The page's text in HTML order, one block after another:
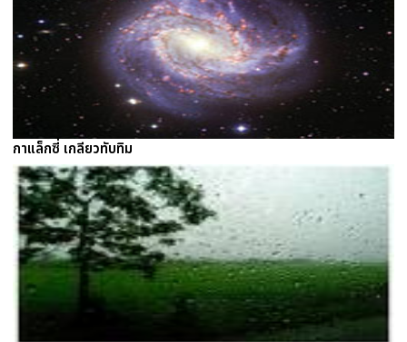
กาแล็กซี่ เกลียวทับทิม